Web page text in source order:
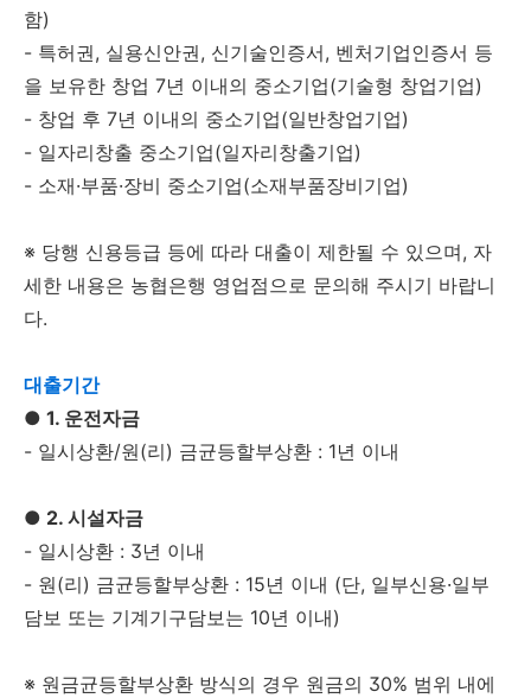
함)
- 특허권, 실용신안권, 신기술인증서, 벤처기업인증서 등
을 보유한 창업 7년 이내의 중소기업(기술형 창업기업)
- 창업 후 7년 이내의 중소기업(일반창업기업)
- 일자리창출 중소기업(일자리창출기업)
- 소재·부품·장비 중소기업(소재부품장비기업)
※ 당행 신용등급 등에 따라 대출이 제한될 수 있으며, 자
세한 내용은 농협은행 영업점으로 문의해 주시기 바랍니
다.
대출기간
● 1. 운전자금
- 일시상환/원(리) 금균등할부상환 : 1년 이내
● 2. 시설자금
- 일시상환 : 3년 이내
- 원(리) 금균등할부상환 : 15년 이내 (단, 일부신용·일부
담보 또는 기계기구담보는 10년 이내)
※ 원금균등할부상환 방식의 경우 원금의 30% 범위 내에